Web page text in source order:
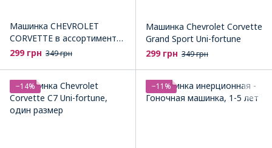
Машинка CHEVROLET
CORVETTE в ассортименте
Uni-Fortune
299 грн 349 грн
Машинка Chevrolet Corvette
Grand Sport Uni-fortune
299 грн 349 грн
−14% −11%